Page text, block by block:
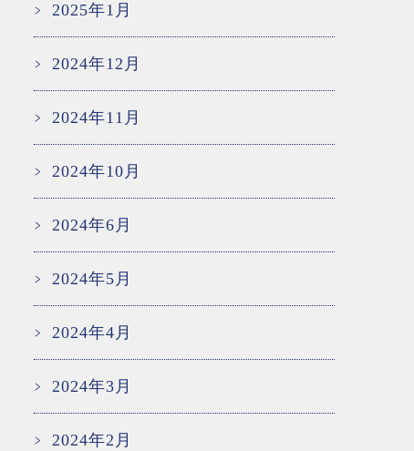
2025年1月
2024年12月
2024年11月
2024年10月
2024年6月
2024年5月
2024年4月
2024年3月
2024年2月